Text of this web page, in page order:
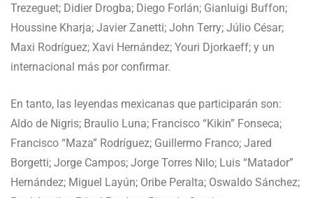
Trezeguet; Didier Drogba; Diego Forlán; Gianluigi Buffon;
Houssine Kharja; Javier Zanetti; John Terry; Júlio César;
Maxi Rodríguez; Xavi Hernández; Youri Djorkaeff; y un
internacional más por confirmar.
En tanto, las leyendas mexicanas que participarán son:
Aldo de Nigris; Braulio Luna; Francisco “Kikin” Fonseca;
Francisco “Maza” Rodríguez; Guillermo Franco; Jared
Borgetti; Jorge Campos; Jorge Torres Nilo; Luis “Matador”
Hernández; Miguel Layún; Oribe Peralta; Oswaldo Sánchez;